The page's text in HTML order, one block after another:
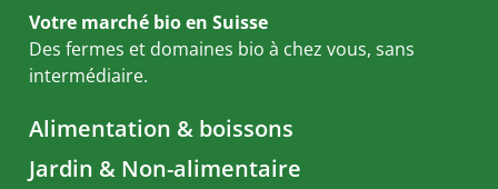
Votre marché bio en Suisse
Des fermes et domaines bio à chez vous, sans
intermédiaire.
Alimentation & boissons
Jardin & Non-alimentaire